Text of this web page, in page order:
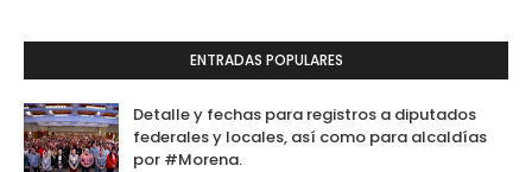
ENTRADAS POPULARES
Detalle y fechas para registros a diputados
federales y locales, así como para alcaldías
por #Morena.